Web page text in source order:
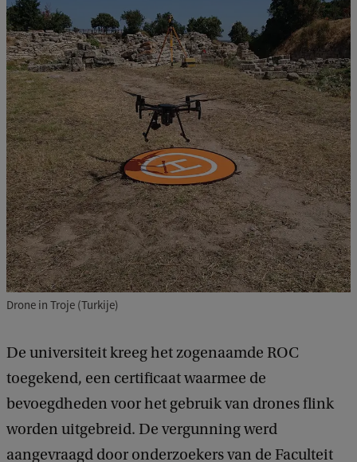
Drone in Troje (Turkije)
De universiteit kreeg het zogenaamde ROC
toegekend, een certificaat waarmee de
bevoegdheden voor het gebruik van drones flink
worden uitgebreid. De vergunning werd
aangevraagd door onderzoekers van de Faculteit